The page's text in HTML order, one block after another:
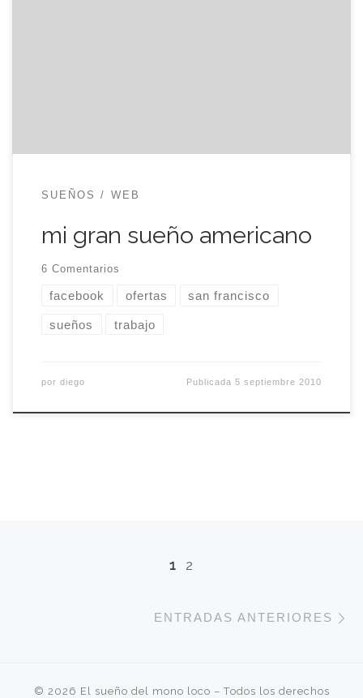
SUEÑOS WEB
mi gran sueño americano
6 Comentarios
facebook ofertas san francisco
sueños trabajo
por diego Publicada5 septiembre 2010
Navegación de entradas
1 2
ENTRADAS ANTERIORES
© 2026 El sueño del mono loco – Todos los derechos